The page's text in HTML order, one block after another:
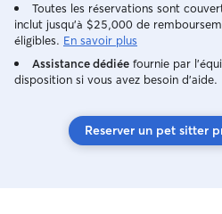
Toutes les réservations sont
inclut jusqu'à $25,000 de
éligibles. En savoir plus
Assistance dédiée fournie par
disposition si vous avez besoin d'aide.
Reserver un pet sitter